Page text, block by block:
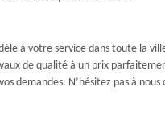
à votre service dans toute la
de qualité à un prix
demandes. N’hésitez pas à